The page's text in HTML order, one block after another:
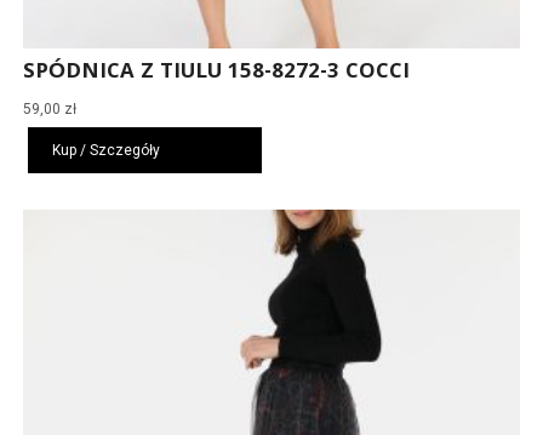
SPÓDNICA Z TIULU 158-8272-3 COCCI
59,00 zł
Kup / Szczegóły